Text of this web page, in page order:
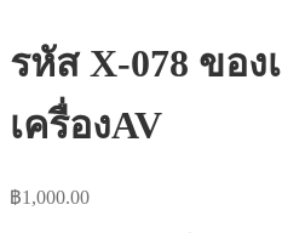
รหัส X-078 ของ
เครื่องAV
฿1,000.00